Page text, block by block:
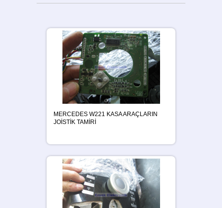
MERCEDES W221 KASA ARAÇLARIN
JOİSTİK TAMİRİ